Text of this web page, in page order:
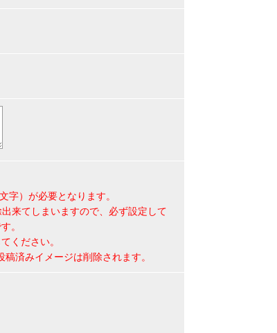
字） が必要となります。
来てしまいますので、必ず設定して
。
ください。
済みイメージは削除されます。